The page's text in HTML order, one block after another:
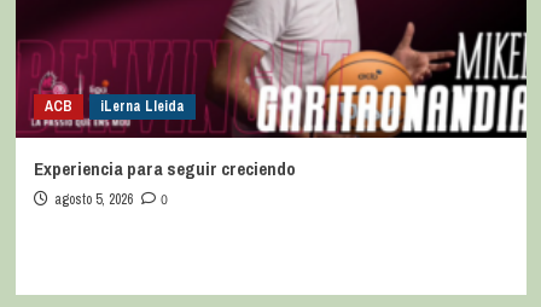
ACB iLerna Lleida
Experiencia para seguir creciendo
agosto 5, 2026 0